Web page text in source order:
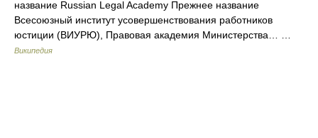
название Russian Legal Academy Прежнее название
Всесоюзный институт усовершенствования работников
юстиции (ВИУРЮ), Правовая академия Министерства… …
Википедия